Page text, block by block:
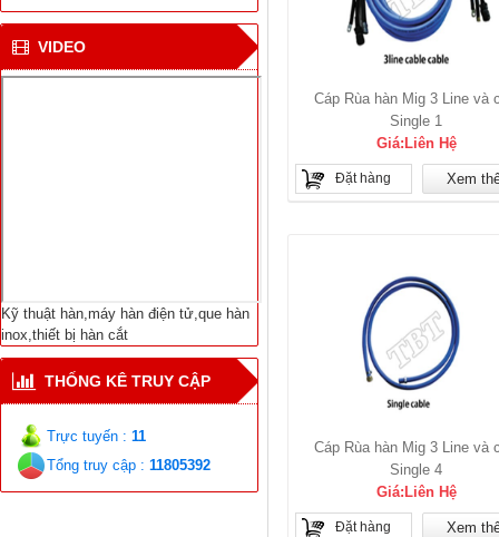
Dịch Vụ Sửa Chữa Bảo
Trì-Thiết Bị Hàn Cắt-
VIDEO
Kỹ thuật hàn,máy hàn điện tử,que hàn
inox,thiết bị hàn cắt
THỐNG KÊ TRUY CẬP
Trực tuyến :11
Tổng truy cập :11805392
Cáp Rùa hàn Mig 3 Line và
Single 1
Giá:Liên Hệ
Đặt hàng Xem
Cáp Rùa hàn Mig 3 Line và
Single 4
Giá:Liên Hệ
Đặt hàng Xem